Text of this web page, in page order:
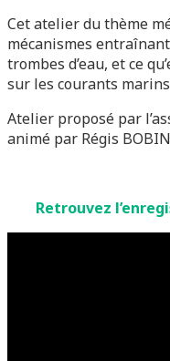
Cet atelier du thème
mécanismes
trombes d’eau, et ce
sur les courants
Atelier proposé par
animé par Régis
Retrouvez